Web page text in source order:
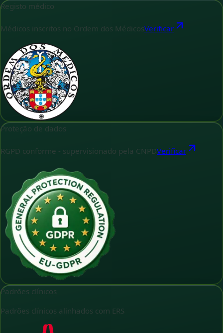
Registo médico
Médicos inscritos no Ordem dos MédicosVerificar
Proteção de dados
RGPD conforme - supervisionado pela CNPDVerificar
Padrões clínicos
Padrões clínicos alinhados com ERS